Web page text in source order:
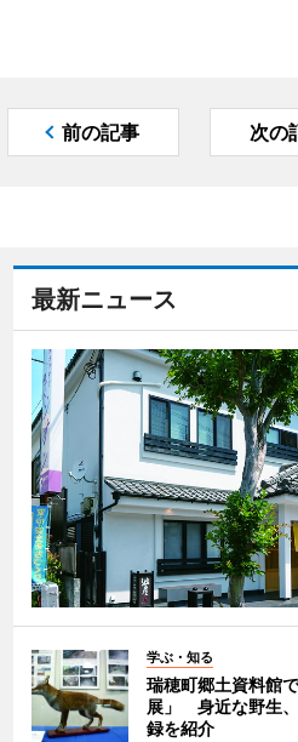
前の記事 次の
最新ニュース
学ぶ・知る
瑞穂町郷土資料館
展」 身近な野生
録を紹介